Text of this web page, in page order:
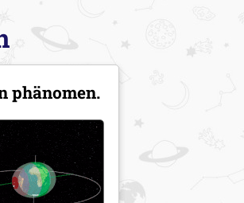
phänomen.